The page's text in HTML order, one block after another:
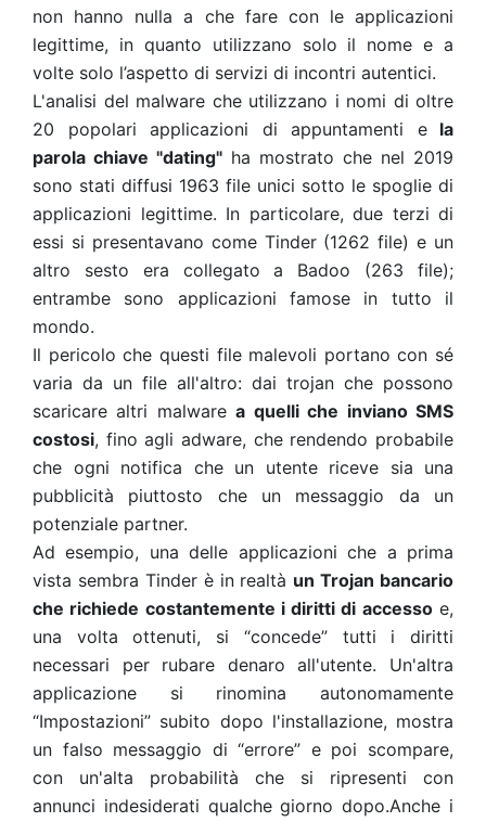
non hanno nulla a che fare con le applicazioni
legittime, in quanto utilizzano solo il nome e a
volte solo l’aspetto di servizi di incontri autentici.
L'analisi del malware che utilizzano i nomi di oltre
20 popolari applicazioni di appuntamenti ela
parola chiave "dating" ha mostrato che nel 2019
sono stati diffusi 1963 file unici sotto le spoglie di
applicazioni legittime. In particolare, due terzi di
essi si presentavano come Tinder (1262 file) e un
altro sesto era collegato a Badoo (263 file);
entrambe sono applicazioni famose in tutto il
mondo.
Il pericolo che questi file malevoli portano con sé
varia da un file all'altro: dai trojan che possono
scaricare altri malwarea quelli che inviano SMS
costosi, fino agli adware, che rendendo probabile
che ogni notifica che un utente riceve sia una
pubblicità piuttosto che un messaggio da un
potenziale partner.
Ad esempio, una delle applicazioni che a prima
vista sembra Tinder è in realtà un Trojan bancario
che richiede costantemente i diritti di accessoe,
una volta ottenuti, si “concede” tutti i diritti
necessari per rubare denaro all'utente. Un'altra
applicazione si rinomina autonomamente
“Impostazioni” subito dopo l'installazione, mostra
un falso messaggio di “errore” e poi scompare,
con un'alta probabilità che si ripresenti con
annunci indesiderati qualche giorno dopo.Anche i